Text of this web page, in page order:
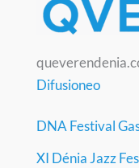
Difusioneo
DNA Festival
XI Dénia Jazz